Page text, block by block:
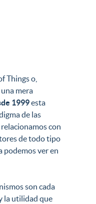
Things o,
mera
1999esta
de las
con
de todo tipo
podemos ver en
son cada
la utilidad que